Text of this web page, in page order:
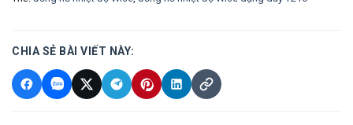
CHIA SẺ BÀI VIẾT NÀY: